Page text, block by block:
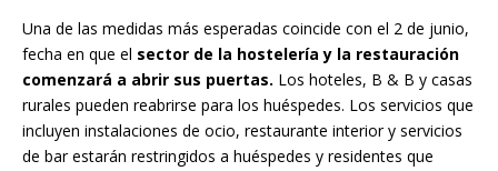
Una de las medidas más esperadas coincide con el 2 de junio,
fecha en que el sector de la hostelería y la restauración
comenzará a abrir sus puertas. Los hoteles, B & B y casas
rurales pueden reabrirse para los huéspedes. Los servicios que
incluyen instalaciones de ocio, restaurante interior y servicios
de bar estarán restringidos a huéspedes y residentes que